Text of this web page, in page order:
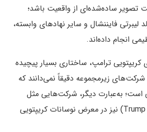
تصویر ساده‌شده‌ای از واقعیت باشد؛
لیبرتی فایننشال و سایر نهادهای وابسته،
انجام داده‌اند.
کریپتویی ترامپ، ساختاری بسیار پیچیده
شرکت‌های زیرمجموعه دقیقاً نمی‌دانند که
به‌عبارت دیگر، شرکت‌هایی مثل
ترامپ مدیا (Trump Media) نیز در معرض نوسانات کریپتویی